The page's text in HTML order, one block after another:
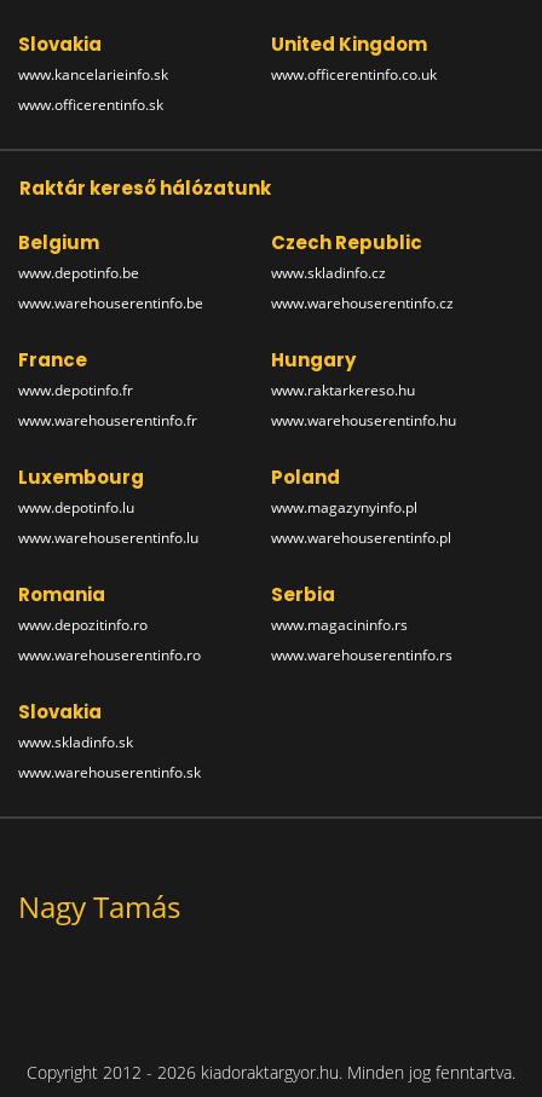
Slovakia
www.kancelarieinfo.sk
www.officerentinfo.sk
United Kingdom
www.officerentinfo.co.uk
Raktár kereső hálózatunk
Belgium
www.depotinfo.be
www.warehouserentinfo.be
Czech Republic
www.skladinfo.cz
www.warehouserentinfo.cz
France
www.depotinfo.fr
www.warehouserentinfo.fr
Hungary
www.raktarkereso.hu
www.warehouserentinfo.hu
Luxembourg
www.depotinfo.lu
www.warehouserentinfo.lu
Poland
www.magazynyinfo.pl
www.warehouserentinfo.pl
Romania
www.depozitinfo.ro
www.warehouserentinfo.ro
Serbia
www.magacininfo.rs
www.warehouserentinfo.rs
Slovakia
www.skladinfo.sk
www.warehouserentinfo.sk
Nagy Tamás
Copyright 2012 - 2026 kiadoraktargyor.hu. Minden jog fenntartva.